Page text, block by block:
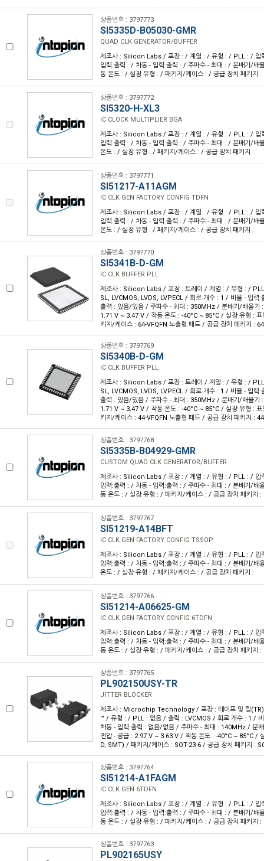
상품번호 : 3797773
SI5335D-B05030-GMR
QUAD CLK GENERATOR/BUFFER
제조사 : Silicon Labs / 포장 : / 계열 : / 유형 : / PLL : / 입
입력:출력 : / 차동 - 입력:출력 : / 주파수 - 최대 : / 분배기/배
동 온도 : / 실장 유형 : / 패키지/케이스 : / 공급 장치 패키지 :
상품번호 : 3797772
SI5320-H-XL3
IC CLOCK MULTIPLIER BGA
제조사 : Silicon Labs / 포장 : / 계열 : / 유형 : / PLL : / 입
입력:출력 : / 차동 - 입력:출력 : / 주파수 - 최대 : / 분배기/배
온도 : / 실장 유형 : / 패키지/케이스 : / 공급 장치 패키지 :
상품번호 : 3797771
SI51217-A11AGM
IC CLK GEN FACTORY CONFIG TDFN
제조사 : Silicon Labs / 포장 : / 계열 : / 유형 : / PLL : / 입
입력:출력 : / 차동 - 입력:출력 : / 주파수 - 최대 : / 분배기/배
온도 : / 실장 유형 : / 패키지/케이스 : / 공급 장치 패키지 :
상품번호 : 3797770
SI5341B-D-GM
IC CLK BUFFER PLL
제조사 : Silicon Labs / 포장 : 트레이 / 계열 : / 유형 : /
SL, LVCMOS, LVDS, LVPECL / 회로 개수 : 1 / 비율 - 입력:
출력 : 있음/있음 / 주파수 - 최대 : 350MHz / 분배기/배율기
1.71 V ~ 3.47 V / 작동 온도 : -40°C ~ 85°C / 실장 유형 :
키지/케이스 : 64-VFQFN 노출형 패드 / 공급 장치 패키지 :
상품번호 : 3797769
SI5340B-D-GM
IC CLK BUFFER PLL
제조사 : Silicon Labs / 포장 : 트레이 / 계열 : / 유형 : /
SL, LVCMOS, LVDS, LVPECL / 회로 개수 : 1 / 비율 - 입력:
출력 : 있음/있음 / 주파수 - 최대 : 350MHz / 분배기/배율기
1.71 V ~ 3.47 V / 작동 온도 : -40°C ~ 85°C / 실장 유형 :
키지/케이스 : 44-VFQFN 노출형 패드 / 공급 장치 패키지 :
상품번호 : 3797768
SI5335B-B04929-GMR
CUSTOM QUAD CLK GENERATOR/BUFFER
제조사 : Silicon Labs / 포장 : / 계열 : / 유형 : / PLL : / 입
입력:출력 : / 차동 - 입력:출력 : / 주파수 - 최대 : / 분배기/배
동 온도 : / 실장 유형 : / 패키지/케이스 : / 공급 장치 패키지 :
상품번호 : 3797767
SI51219-A14BFT
IC CLK GEN FACTORY CONFIG TSSOP
제조사 : Silicon Labs / 포장 : / 계열 : / 유형 : / PLL : / 입
입력:출력 : / 차동 - 입력:출력 : / 주파수 - 최대 : / 분배기/배
온도 : / 실장 유형 : / 패키지/케이스 : / 공급 장치 패키지 :
상품번호 : 3797766
SI51214-A06625-GM
IC CLK GEN FACTORY CONFIG 6TDFN
제조사 : Silicon Labs / 포장 : / 계열 : / 유형 : / PLL : / 입
입력:출력 : / 차동 - 입력:출력 : / 주파수 - 최대 : / 분배기/배
동 온도 : / 실장 유형 : / 패키지/케이스 : / 공급 장치 패키지 :
상품번호 : 3797765
PL902150USY-TR
JITTER BLOCKER
제조사 : Microchip Technology / 포장 : 테이프 및 릴
™ / 유형 : / PLL : 없음 / 출력 : LVCMOS / 회로 개수 : 1 /
차동 - 입력:출력 : 없음/없음 / 주파수 - 최대 : 140MHz / 분
전압 - 공급 : 2.97 V ~ 3.63 V / 작동 온도 : -40°C ~ 85°C /
D, SMT) / 패키지/케이스 : SOT-23-6 / 공급 장치 패키지 :
상품번호 : 3797764
SI51214-A1FAGM
IC CLK GEN 6TDFN
제조사 : Silicon Labs / 포장 : / 계열 : / 유형 : / PLL : / 입
입력:출력 : / 차동 - 입력:출력 : / 주파수 - 최대 : / 분배기/배
동 온도 : / 실장 유형 : / 패키지/케이스 : / 공급 장치 패키지 :
상품번호 : 3797763
PL902165USY